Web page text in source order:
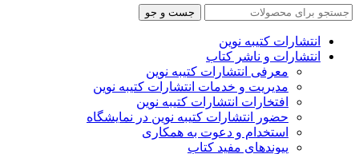
جست و جو
انتشارات کتیبه نوین
انتشارات و ناشر کتاب
معرفی انتشارات کتیبه نوین
مدیریت و خدمات انتشارات کتیبه نوین
افتخارات انتشارات کتیبه نوین
حضور انتشارات کتیبه نوین در نمایشگاه‌
استخدام و دعوت به همکاری
پیوندهای مفید کتاب